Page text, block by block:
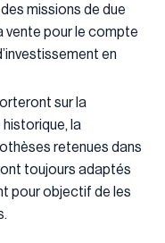
missions de due
vente pour le compte
en
sur la
la
retenues dans
toujours adaptés
pour objectif de les